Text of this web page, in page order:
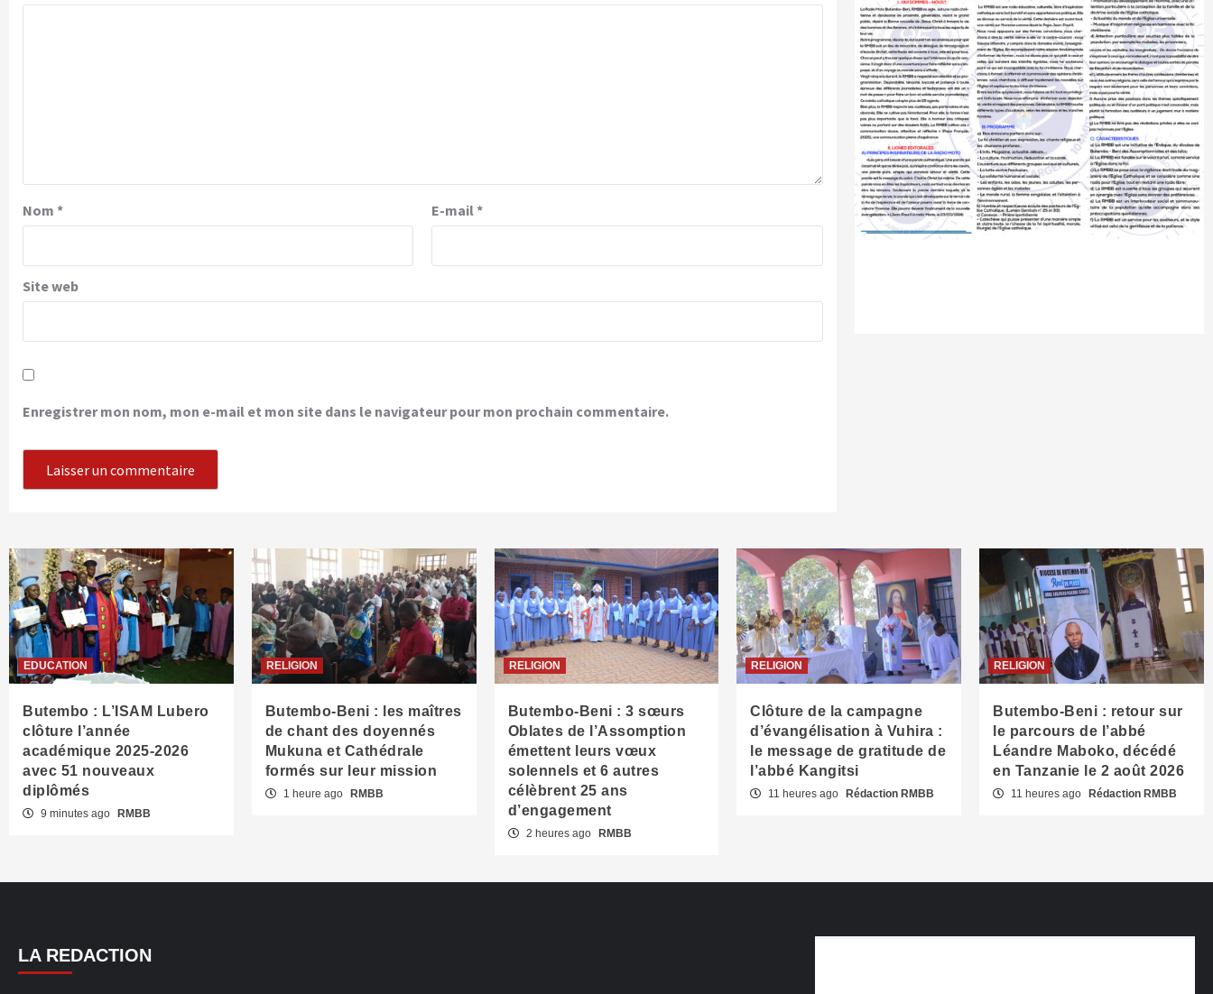
Nom * E-mail*
Site web
Enregistrer mon nom, mon e-mail et mon site dans le navigateur pour mon prochain commentaire.
EDUCATION
Butembo : L’ISAM Lubero
clôture l’année
académique 2025-2026
avec 51 nouveaux
diplômés
9 minutes ago RMBB
RELIGION
Butembo-Beni : les maîtres
de chant des doyennés
Mukuna et Cathédrale
formés sur leur mission
1 heure ago RMBB
RELIGION
Butembo-Beni : 3 sœurs
Oblates de l’Assomption
émettent leurs vœux
solennels et 6 autres
célèbrent 25 ans
d’engagement
2 heures ago RMBB
RELIGION
Clôture de la campagne
d’évangélisation à Vuhira :
le message de gratitude de
l’abbé Kangitsi
11 heures ago Rédaction RMBB
RELIGION
Butembo-Beni : retour sur
le parcours de l’abbé
Léandre Maboko, décédé
en Tanzanie le 2 août 2026
11 heures ago Rédaction RMBB
LA REDACTION